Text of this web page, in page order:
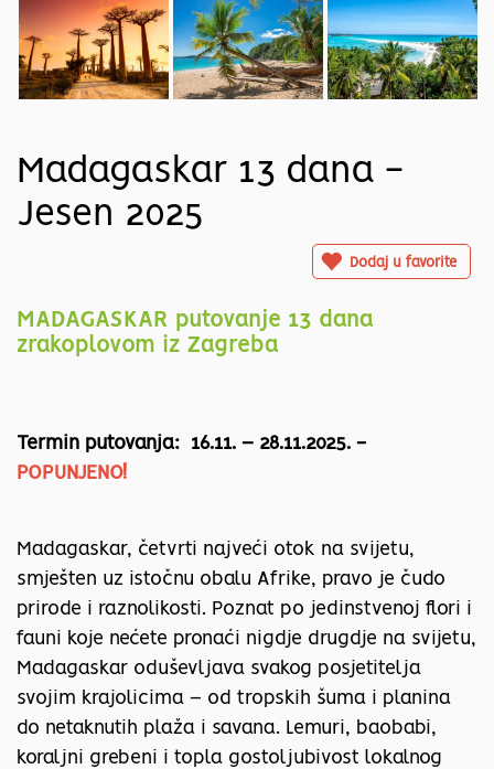
Madagaskar 13 dana -
Jesen 2025
Dodaj u favorite
MADAGASKAR putovanje 13 dana
zrakoplovom iz Zagreba
Termin putovanja: 16.11. – 28.11.2025. -
POPUNJENO!
Madagaskar, četvrti najveći otok na svijetu,
smješten uz istočnu obalu Afrike, pravo je čudo
prirode i raznolikosti. Poznat po jedinstvenoj flori i
fauni koje nećete pronaći nigdje drugdje na svijetu,
Madagaskar oduševljava svakog posjetitelja
svojim krajolicima – od tropskih šuma i planina
do netaknutih plaža i savana. Lemuri, baobabi,
koraljni grebeni i topla gostoljubivost lokalnog